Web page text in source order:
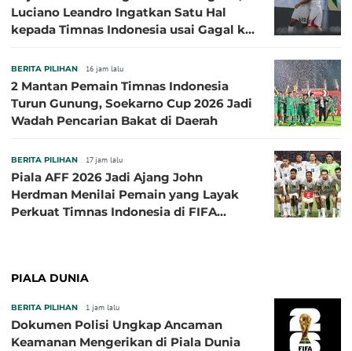
Luciano Leandro Ingatkan Satu Hal
kepada Timnas Indonesia usai Gagal ke
BERITA PILIHAN 16 jam lalu
2 Mantan Pemain Timnas Indonesia
Turun Gunung, Soekarno Cup 2026 Jadi
Wadah Pencarian Bakat di Daerah
BERITA PILIHAN 17 jam lalu
Piala AFF 2026 Jadi Ajang John
Herdman Menilai Pemain yang Layak
Perkuat Timnas Indonesia di FIFA
PIALA DUNIA
BERITA PILIHAN 1 jam lalu
Dokumen Polisi Ungkap Ancaman
Keamanan Mengerikan di Piala Dunia